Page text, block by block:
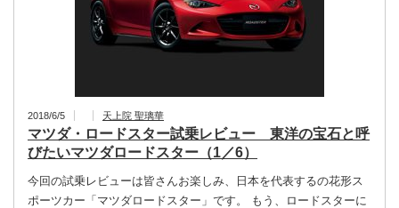
2018/6/5 天上院 聖璃華
マツダ・ロードスター試乗レビュー 東洋の宝石と呼
びたいマツダロードスター（1／6）
今回の試乗レビューは皆さんお楽しみ、日本を代表するの花形ス
ポーツカー「マツダロードスター」です。 もう、ロードスターに